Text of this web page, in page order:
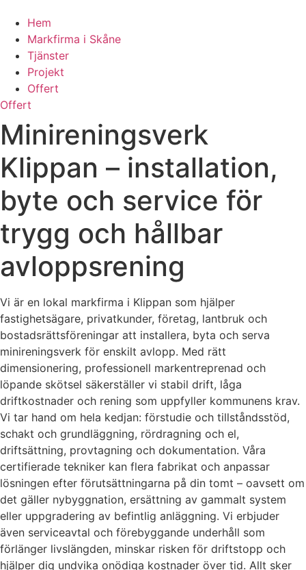
Hem
Markfirma i Skåne
Tjänster
Projekt
Offert
Offert
Minireningsverk
Klippan – installation,
byte och service för
trygg och hållbar
avloppsrening
Vi är en lokal markfirma i Klippan som hjälper
fastighetsägare, privatkunder, företag, lantbruk och
bostadsrättsföreningar att installera, byta och serva
minireningsverk för enskilt avlopp. Med rätt
dimensionering, professionell markentreprenad och
löpande skötsel säkerställer vi stabil drift, låga
driftkostnader och rening som uppfyller kommunens krav.
Vi tar hand om hela kedjan: förstudie och tillståndsstöd,
schakt och grundläggning, rördragning och el,
driftsättning, provtagning och dokumentation. Våra
certifierade tekniker kan flera fabrikat och anpassar
lösningen efter förutsättningarna på din tomt – oavsett om
det gäller nybyggnation, ersättning av gammalt system
eller uppgradering av befintlig anläggning. Vi erbjuder
även serviceavtal och förebyggande underhåll som
förlänger livslängden, minskar risken för driftstopp och
hjälper dig undvika onödiga kostnader över tid. Allt sker